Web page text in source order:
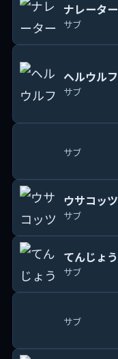
ナレーター
サブ
ヘルウルフ
サブ
サブ
ウサコッツ
サブ
てんじょう
サブ
サブ